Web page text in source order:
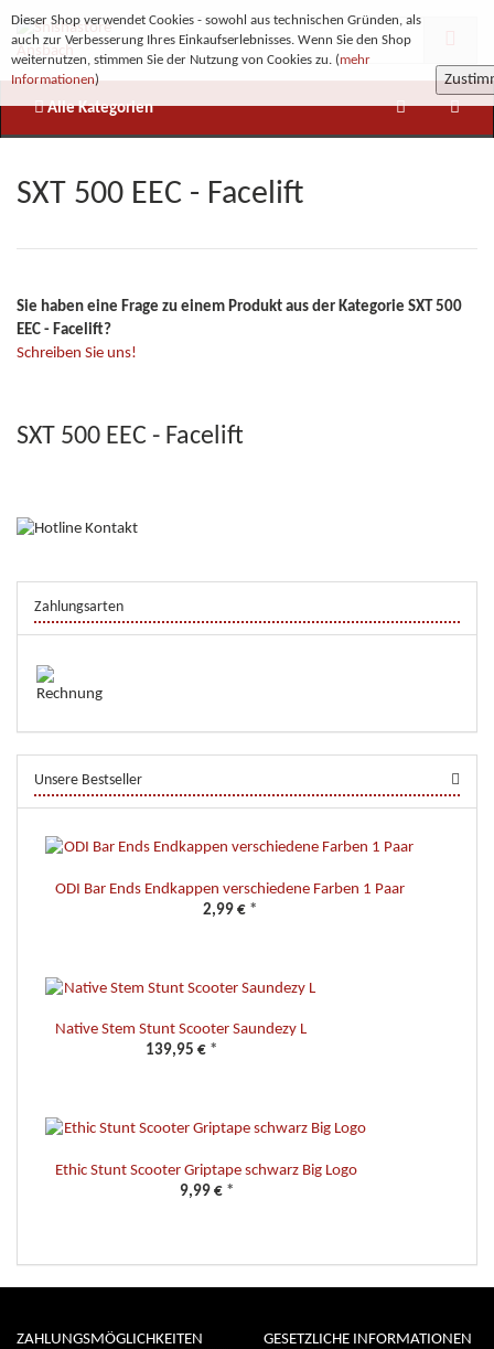
Alle Kategorien
SXT 500 EEC - Facelift
Sie haben eine Frage zu einem Produkt aus der Kategorie SXT 500
EEC - Facelift?
Schreiben Sie uns!
SXT 500 EEC - Facelift
Zahlungsarten
Unsere Bestseller
ODI Bar Ends Endkappen verschiedene Farben 1 Paar
2,99 € *
Native Stem Stunt Scooter Saundezy L
139,95 € *
Ethic Stunt Scooter Griptape schwarz Big Logo
9,99 € *
ZAHLUNGSMÖGLICHKEITEN GESETZLICHE INFORMATIONEN
Dieser Shop verwendet Cookies - sowohl aus technischen Gründen, als
auch zur Verbesserung Ihres Einkaufserlebnisses. Wenn Sie den Shop
weiternutzen, stimmen Sie der Nutzung von Cookies zu. (mehr
Informationen)